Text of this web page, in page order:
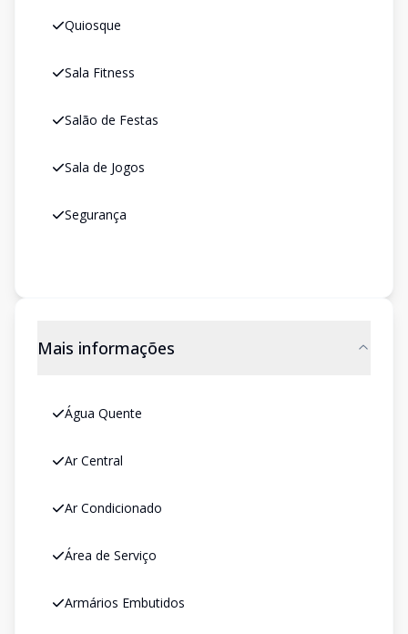
Quiosque
Sala Fitness
Salão de Festas
Sala de Jogos
Segurança
Mais informações
Água Quente
Ar Central
Ar Condicionado
Área de Serviço
Armários Embutidos